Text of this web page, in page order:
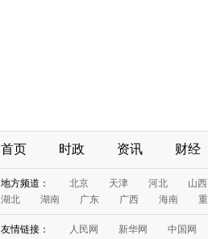
首页 时政 资讯 财经
地方频道： 北京 天津 河北
山西
湖北
湖南 广东 广西 海南
友情链接： 人民网 新华网
中国网